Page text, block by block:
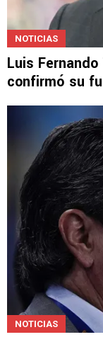
NOTICIAS
Luis
confirmó su
NOTICIAS